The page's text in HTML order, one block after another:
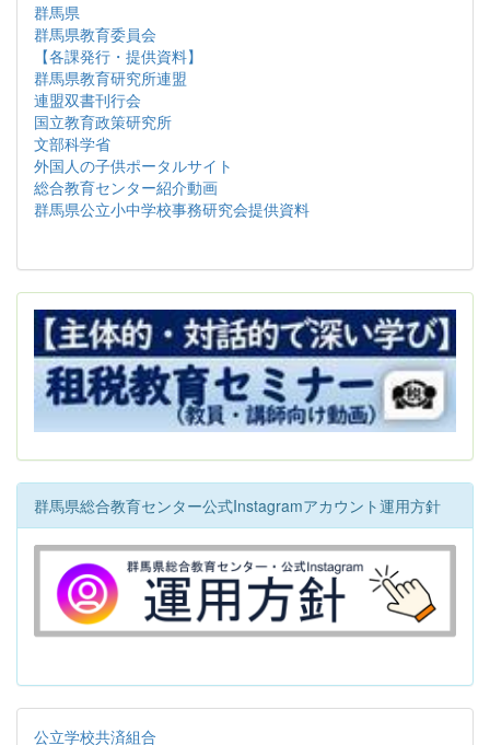
群馬県
群馬県教育委員会
【各課発行・提供資料】
群馬県教育研究所連盟
連盟双書刊行会
国立教育政策研究所
文部科学省
外国人の子供ポータルサイト
総合教育センター紹介動画
群馬県公立小中学校事務研究会提供資料
群馬県総合教育センター公式Instagramアカウント運用方針
公立学校共済組合